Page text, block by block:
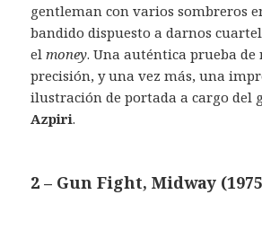
gentleman con varios sombreros
bandido dispuesto a darnos
elmoney. Una auténtica prueba de
precisión, y una vez más, una
ilustración de portada a cargo del
Azpiri.
2 – Gun Fight, Midway